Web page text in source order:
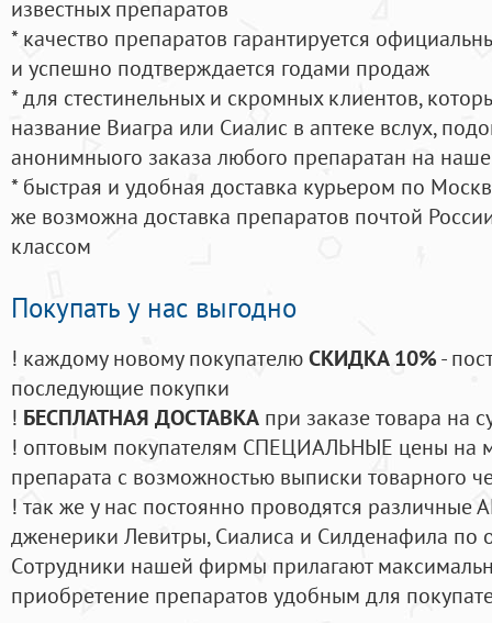
известных препаратов
* качество препаратов гарантируется
и успешно подтверждается годами продаж
* для стестинельных и скромных клиентов,
название Виагра или Сиалис в аптеке вслух,
анонимныого заказа любого препаратан на
* быстрая и удобная доставка курьером по
же возможна доставка препаратов почтой
классом
Покупать у нас выгодно
! каждому новому покупателюСКИДКА 10%-
последующие покупки
! БЕСПЛАТНАЯ ДОСТАВКА при заказе товара на
! оптовым покупателям СПЕЦИАЛЬНЫЕ цены на
препарата с возможностью выписки товарного
! так же у нас постоянно проводятся
дженерики Левитры, Сиалиса и Силденафила по
Cотрудники нашей фирмы прилагают
приобретение препаратов удобным для